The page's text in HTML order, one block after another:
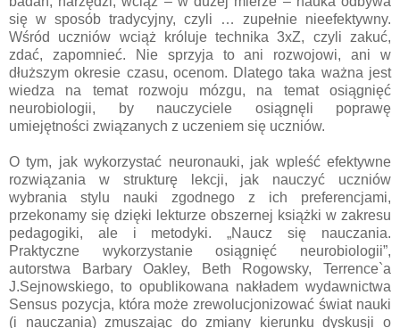
się w sposób tradycyjny, czyli … zupełnie nieefektywny.
Wśród uczniów wciąż króluje technika 3xZ, czyli zakuć,
zdać, zapomnieć. Nie sprzyja to ani rozwojowi, ani w
dłuższym okresie czasu, ocenom. Dlatego taka ważna jest
wiedza na temat rozwoju mózgu, na temat osiągnięć
neurobiologii, by nauczyciele osiągnęli poprawę
umiejętności związanych z uczeniem się uczniów.
O tym, jak wykorzystać neuronauki, jak wpleść efektywne
rozwiązania w strukturę lekcji, jak nauczyć uczniów
wybrania stylu nauki zgodnego z ich preferencjami,
przekonamy się dzięki lekturze obszernej książki w zakresu
pedagogiki, ale i metodyki. „Naucz się nauczania.
Praktyczne wykorzystanie osiągnięć neurobiologii”,
autorstwa Barbary Oakley, Beth Rogowsky, Terrence`a
J.Sejnowskiego, to opublikowana nakładem wydawnictwa
Sensus pozycja, która może zrewolucjonizować świat nauki
(i nauczania) zmuszając do zmiany kierunku dyskusji o